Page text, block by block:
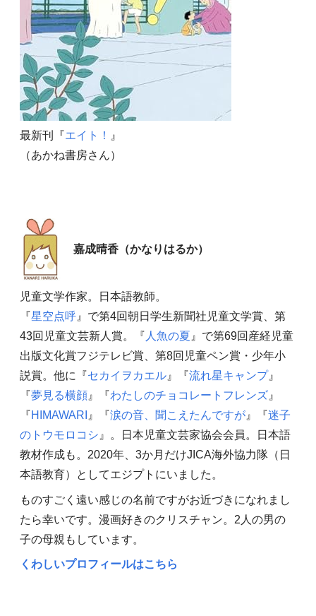
最新刊『エイト！
』
（あかね書房さん）
嘉成晴香（かなりはるか）
児童文学作家。日本語教師。
『星空点呼』で第4回朝日学生新聞社児童文学賞、第
43回児童文芸新人賞。『 人魚の夏 』で第69回産経児童
出版文化賞フジテレビ賞、第8回児童ペン賞・少年小
説賞。他に『セカイヲカエル』『流れ星キャンプ』
『夢見る横顔』『わたしのチョコレートフレンズ』
『HIMAWARI 』『涙の音、聞こえたんですが』『迷子
のトウモロコシ 』。日本児童文芸家協会会員。日本語
教材作成も。2020年、3か月だけJICA海外協力隊（日
本語教育）としてエジプトにいました。
ものすごく遠い感じの名前ですがお近づきになれまし
たら幸いです。漫画好きのクリスチャン。2人の男の
子の母親もしています。
くわしいプロフィールはこちら